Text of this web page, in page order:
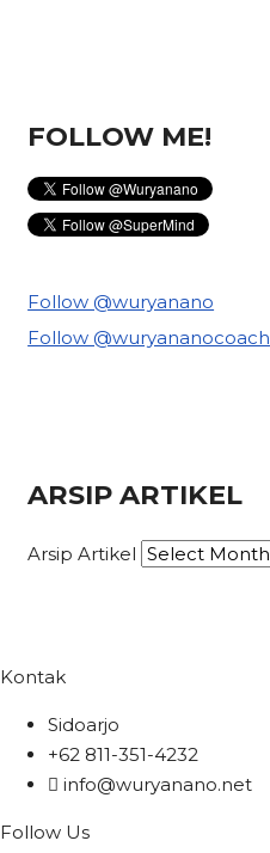
FOLLOW ME!
Follow @wuryanano
Follow @wuryananocoach
ARSIP ARTIKEL
Arsip Artikel
Kontak
Sidoarjo
+62 811-351-4232
info@wuryanano.net
Follow Us